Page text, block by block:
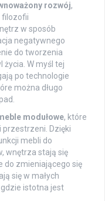
rozwój,
filozofii
w sposób
negatywnego
do tworzenia
W myśl tej
po technologie
można długo
modułowe, które
Dzięki
mebli do
wnętrza stają się
do zmieniającego się
się w małych
istotna jest